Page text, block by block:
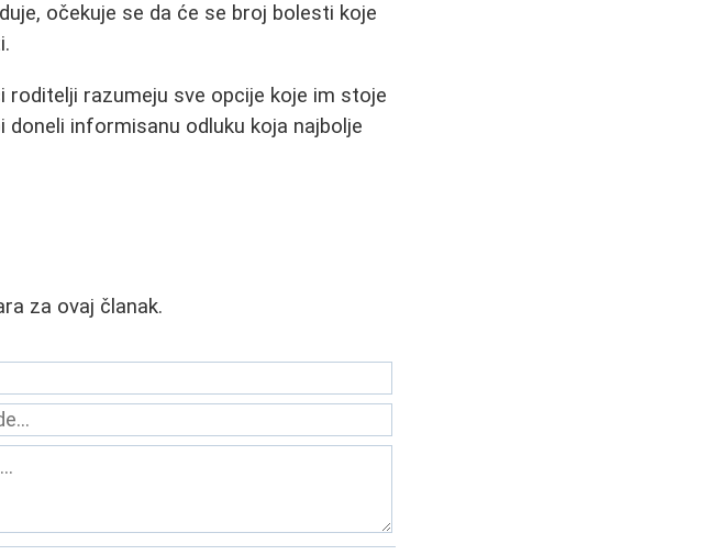
očekuje se da će se broj bolesti koje
roditelji razumeju sve opcije koje im stoje
informisanu odluku koja najbolje
za ovaj članak.